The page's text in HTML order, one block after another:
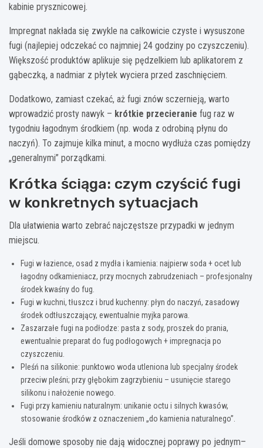
kabinie prysznicowej.
Impregnat nakłada się zwykle na całkowicie czyste i wysuszone
fugi (najlepiej odczekać co najmniej 24 godziny po czyszczeniu).
Większość produktów aplikuje się pędzelkiem lub aplikatorem z
gąbeczką, a nadmiar z płytek wyciera przed zaschnięciem.
Dodatkowo, zamiast czekać, aż fugi znów sczernieją, warto
wprowadzić prosty nawyk – krótkie przecieranie fug raz w
tygodniu łagodnym środkiem (np. woda z odrobiną płynu do
naczyń). To zajmuje kilka minut, a mocno wydłuża czas pomiędzy
„generalnymi” porządkami.
Krótka ściąga: czym czyścić fugi
w konkretnych sytuacjach
Dla ułatwienia warto zebrać najczęstsze przypadki w jednym
miejscu.
Fugi w łazience, osad z mydła i kamienia: najpierw soda + ocet lub
łagodny odkamieniacz, przy mocnych zabrudzeniach – profesjonalny
środek kwaśny do fug.
Fugi w kuchni, tłuszcz i brud kuchenny: płyn do naczyń, zasadowy
środek odtłuszczający, ewentualnie myjka parowa.
Zaszarzałe fugi na podłodze: pasta z sody, proszek do prania,
ewentualnie preparat do fug podłogowych + impregnacja po
czyszczeniu.
Pleśń na silikonie: punktowo woda utleniona lub specjalny środek
przeciw pleśni; przy głębokim zagrzybieniu – usunięcie starego
silikonu i nałożenie nowego.
Fugi przy kamieniu naturalnym: unikanie octu i silnych kwasów,
stosowanie środków z oznaczeniem „do kamienia naturalnego”.
Jeśli domowe sposoby nie dają widocznej poprawy po jednym–